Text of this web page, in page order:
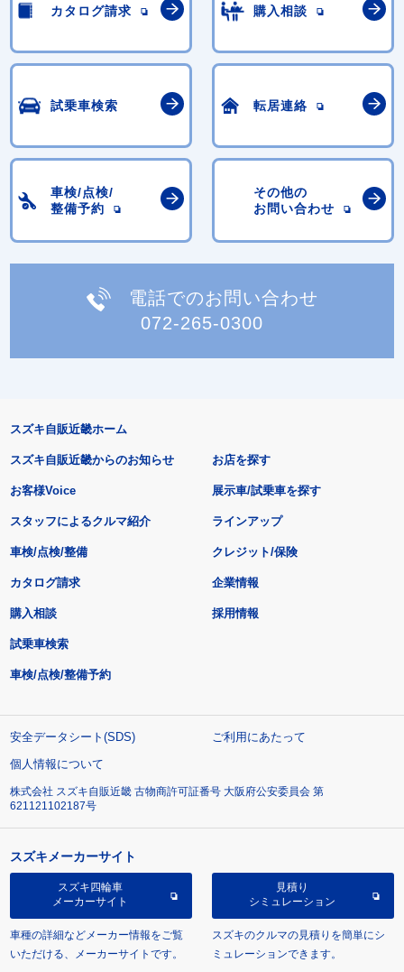
カタログ請求 購入相談
試乗車検索 転居連絡
車検/点検/
整備予約
その他の
お問い合わせ
電話でのお問い合わせ
072-265-0300
スズキ自販近畿ホーム
スズキ自販近畿からのお知らせ
お客様Voice
スタッフによるクルマ紹介
お店を探す
展示車/試乗車を探す
ラインアップ
車検/点検/整備 クレジット/保険
カタログ請求
購入相談
試乗車検索
車検/点検/整備予約
企業情報
採用情報
安全データシート(SDS)
ご利用にあたって
個人情報について
株式会社 スズキ自販近畿 古物商許可証番号 大阪府公安委員会 第
621121102187号
スズキメーカーサイト
スズキ四輪車
メーカーサイト
車種の詳細などメーカー情報をご覧
いただける、メーカーサイトです。
見積り
シミュレーション
スズキのクルマの見積りを簡単にシ
ミュレーションできます。